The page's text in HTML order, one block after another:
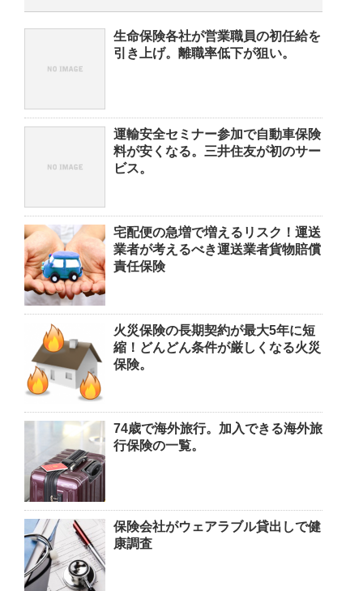
生命保険各社が営業職員の初任給を
引き上げ。離職率低下が狙い。
運輸安全セミナー参加で自動車保険
料が安くなる。三井住友が初のサー
ビス。
宅配便の急増で増えるリスク！運送
業者が考えるべき運送業者貨物賠償
責任保険
火災保険の長期契約が最大5年に短
縮！どんどん条件が厳しくなる火災
保険。
74歳で海外旅行。加入できる海外旅
行保険の一覧。
保険会社がウェアラブル貸出しで健
康調査